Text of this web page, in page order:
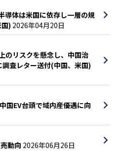
導体は米国に依存し一層の規
) 2026年04月20日
のリスクを懸念し、中国治
査レター送付(中国、米国)
国EV台頭で域内産優遇に向
動向 2026年06月26日